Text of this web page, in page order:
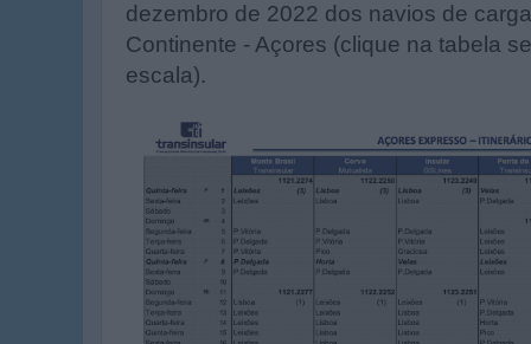
dezembro de 2022 dos navios de
Continente - Açores (clique na tabela
escala).